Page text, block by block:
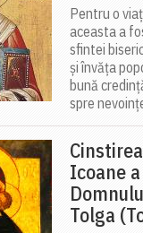
Pentru o
aceasta a
sfintei
și învăța
bună
spre
Icoane
Tolga